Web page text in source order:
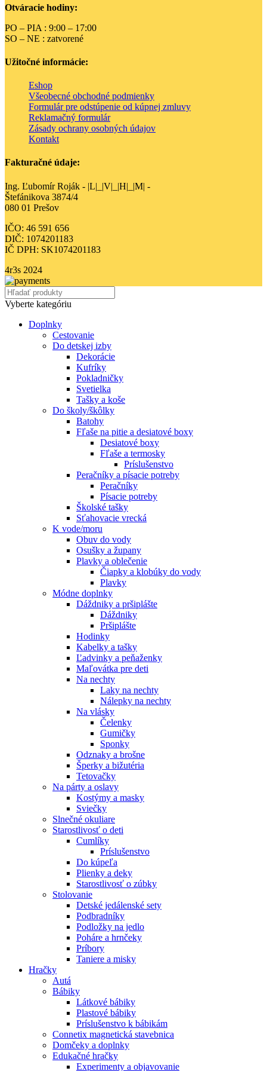
Otváracie hodiny:
PO – PIA : 9:00 – 17:00
SO – NE : zatvorené
Užitočné informácie:
Eshop
Všeobecné obchodné podmienky
Formulár pre odstúpenie od kúpnej zmluvy
Reklamačný formulár
Zásady ochrany osobných údajov
Kontakt
Fakturačné údaje:
Ing. Ľubomír Roják - |L|_|V|_|H|_|M| -
Štefánikova 3874/4
080 01 Prešov
IČO: 46 591 656
DIČ: 1074201183
IČ DPH: SK1074201183
4r3s 2024
Vyberte kategóriu
Doplnky
Cestovanie
Do detskej izby
Dekorácie
Kufríky
Pokladničky
Svetielka
Tašky a koše
Do školy/škôlky
Batohy
Fľaše na pitie a desiatové boxy
Desiatové boxy
Fľaše a termosky
Príslušenstvo
Peračníky a písacie potreby
Peračníky
Písacie potreby
Školské tašky
Sťahovacie vrecká
K vode/moru
Obuv do vody
Osušky a župany
Plavky a oblečenie
Čiapky a klobúky do vody
Plavky
Módne doplnky
Dáždniky a pršiplášte
Dáždniky
Pršiplášte
Hodinky
Kabelky a tašky
Ľadvinky a peňaženky
Maľovátka pre deti
Na nechty
Laky na nechty
Nálepky na nechty
Na vlásky
Čelenky
Gumičky
Sponky
Odznaky a brošne
Šperky a bižutéria
Tetovačky
Na párty a oslavy
Kostýmy a masky
Sviečky
Slnečné okuliare
Starostlivosť o deti
Cumlíky
Príslušenstvo
Do kúpeľa
Plienky a deky
Starostlivosť o zúbky
Stolovanie
Detské jedálenské sety
Podbradníky
Podložky na jedlo
Poháre a hrnčeky
Príbory
Taniere a misky
Hračky
Autá
Bábiky
Látkové bábiky
Plastové bábiky
Príslušenstvo k bábikám
Connetix magnetická stavebnica
Domčeky a doplnky
Edukačné hračky
Experimenty a objavovanie